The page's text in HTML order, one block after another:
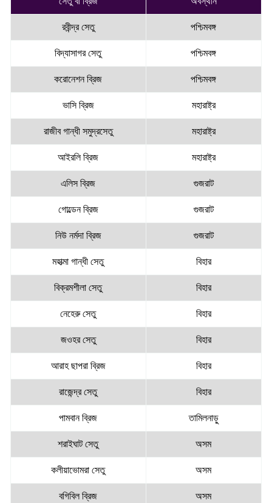
রবীন্দ্র সেতু পশ্চিমবঙ্গ
বিদ্যাসাগর সেতু পশ্চিমবঙ্গ
করোনেশন ব্রিজ পশ্চিমবঙ্গ
ভাসি ব্রিজ মহারাষ্ট্র
রাজীব গান্ধী সমুদ্রসেতু মহারাষ্ট্র
আইরলি ব্রিজ মহারাষ্ট্র
এলিস ব্রিজ গুজরাট
গোল্ডেন ব্রিজ গুজরাট
নিউ নর্মদা ব্রিজ গুজরাট
মহাত্মা গান্ধী সেতু বিহার
বিক্রমশীলা সেতু বিহার
নেহেরু সেতু বিহার
জওহর সেতু বিহার
আরাহ ছাপরা ব্রিজ বিহার
রাজেন্দ্র সেতু বিহার
পামবান ব্রিজ তামিলনাড়ু
শরাইঘাট সেতু অসম
কলীয়াভোমরা সেতু অসম
বগিবিল ব্রিজ অসম